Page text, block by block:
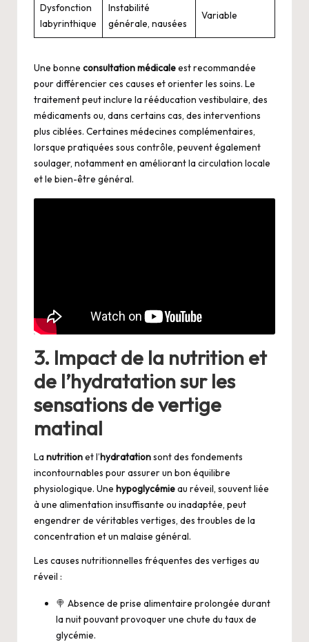
Dysfonction
labyrinthique
Instabilité
générale, nausées
Variable
Une bonne consultation médicaleest recommandée
pour différencier ces causes et orienter les soins. Le
traitement peut inclure la rééducation vestibulaire, des
médicaments ou, dans certains cas, des interventions
plus ciblées. Certaines médecines complémentaires,
lorsque pratiquées sous contrôle, peuvent également
soulager, notamment en améliorant la circulation locale
et le bien-être général.
3. Impact de la nutrition et
de l’hydratation sur les
sensations de vertige
matinal
La nutritionet l’hydratationsont des fondements
incontournables pour assurer un bon équilibre
physiologique. Une hypoglycémieau réveil, souvent liée
à une alimentation insuffisante ou inadaptée, peut
engendrer de véritables vertiges, des troubles de la
concentration et un malaise général.
Les causes nutritionnelles fréquentes des vertiges au
réveil :
🍭 Absence de prise alimentaire prolongée durant
la nuit pouvant provoquer une chute du taux de
glycémie.